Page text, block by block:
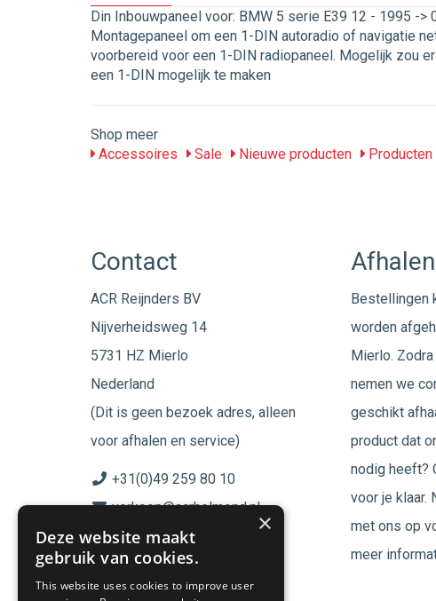
Din Inbouwpaneel voor: BMW 5 serie E39 12 - 1995 -
Montagepaneel om een 1-DIN autoradio of navigatie
voorbereid voor een 1-DIN radiopaneel. Mogelijk zou
een 1-DIN mogelijk te maken
Shop meer
Accessoires
Sale Nieuwe producten Producten
Contact
ACR Reijnders BV
Nijverheidsweg 14
5731 HZ Mierlo
Nederland
(Dit is geen bezoek adres, alleen
voor afhalen en service)
+31(0)49 259 80 10
verkoop@acrhelmond.nl
KvK nummer: 17025674
Bestellingen
worden
Mierlo.
nemen we
geschikt
product dat
nodig heeft?
voor je klaar.
met ons op
meer
×
Deze website maakt
gebruik van cookies.
This website uses cookies to improve user